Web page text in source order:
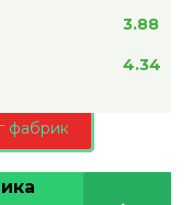
3.88
4.34
фабрик